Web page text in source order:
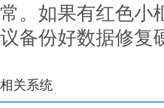
常。如果有红色小
议备份好数据修复
相关系统